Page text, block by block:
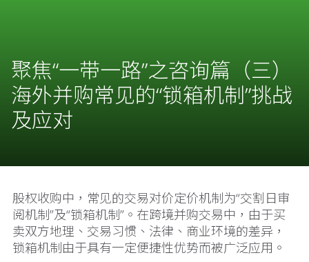
聚焦“一带一路”之咨询篇（三）
海外并购常见的“锁箱机制”挑战
及应对
股权收购中，常见的交易对价定价机制为“交割日审
阅机制”及“锁箱机制”。在跨境并购交易中，由于买
卖双方地理、交易习惯、法律、商业环境的差异，
锁箱机制由于具有一定便捷性优势而被广泛应用。